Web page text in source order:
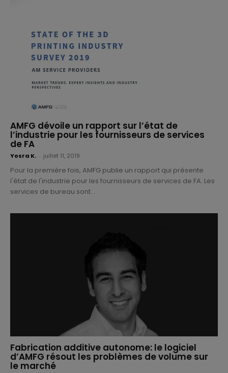
AMFG dévoile un rapport sur l’état de
l’industrie pour les fournisseurs de services
de FA
Yosra K. juillet 11, 2019
Pour la première fois, AMFG publie un rapport qui présente
l'état de l'industrie pour les fournisseurs de services de FA. Les
services de bureau sont...
Fabrication additive autonome: le logiciel
d’AMFG résout les problèmes de volume sur
le marché